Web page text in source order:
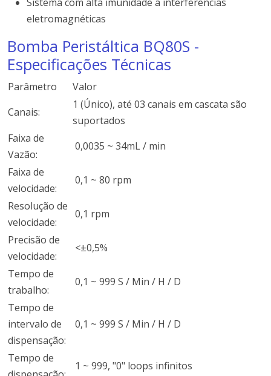
eletromagnéticas
Bomba Peristáltica BQ80S -
Especificações Técnicas
Parâmetro
Valor
Canais:
1 (Único), até 03 canais em cascata são
suportados
Faixa de
Vazão:
0,0035 ~ 34mL / min
Faixa de
velocidade:
0,1 ~ 80 rpm
Resolução de
velocidade:
0,1 rpm
Precisão de
velocidade:
<±0,5%
Tempo de
trabalho:
0,1 ~ 999 S / Min / H / D
Tempo de
intervalo de
dispensação:
0,1 ~ 999 S / Min / H / D
Tempo de
1 ~ 999, "0" loops infinitos